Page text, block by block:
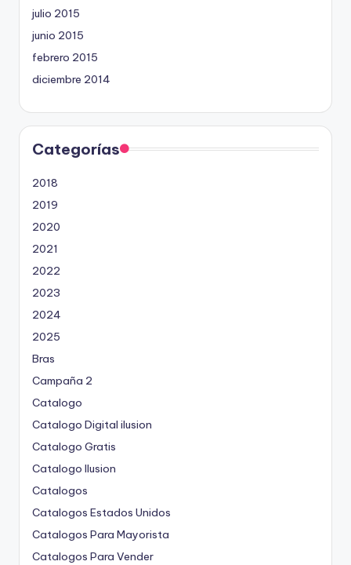
julio 2015
junio 2015
febrero 2015
diciembre 2014
Categorías
2018
2019
2020
2021
2022
2023
2024
2025
Bras
Campaña 2
Catalogo
Catalogo Digital ilusion
Catalogo Gratis
Catalogo Ilusion
Catalogos
Catalogos Estados Unidos
Catalogos Para Mayorista
Catalogos Para Vender